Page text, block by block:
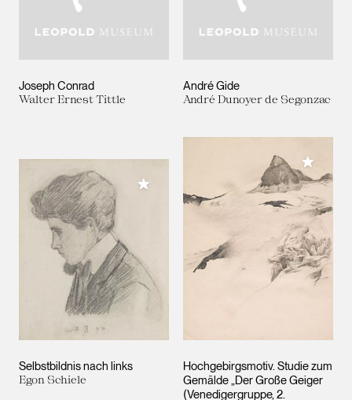
Joseph Conrad
Walter Ernest Tittle
André Gide
André Dunoyer de Segonzac
Selbstbildnis nach links
Egon Schiele
Meiner Sammlung hinzufügen
Hochgebirgsmotiv. Studie zum
Gemälde „Der Große Geiger
(Venedigergruppe, 2.
Meiner